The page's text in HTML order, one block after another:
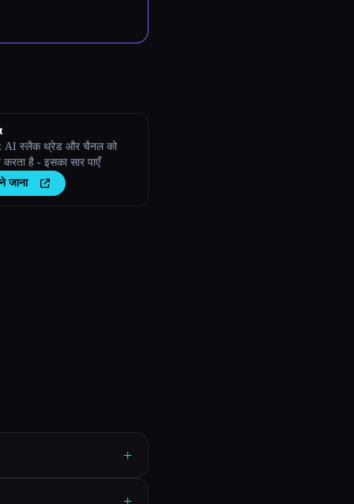
AI स्लैक थ्रेड और चैनल को
करता है - इसका सार पाएँ
जाना
+